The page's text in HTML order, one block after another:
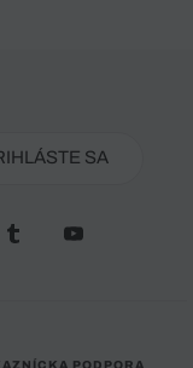
SA
PODPORA